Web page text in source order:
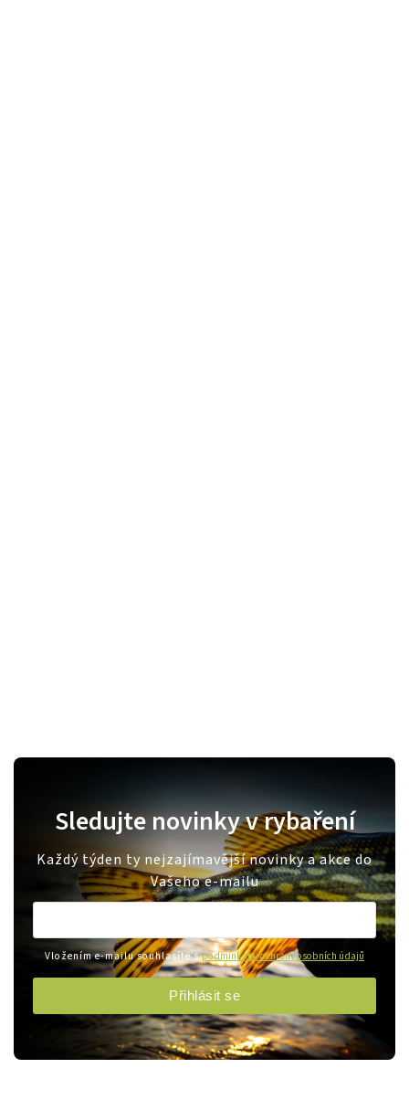
Sledujte novinky v rybaření
Každý týden ty nejzajímavější novinky a akce do
Vašeho e-mailu
Vložením e-mailu souhlasíte spodmínkami ochrany osobních údajů
Přihlásit se